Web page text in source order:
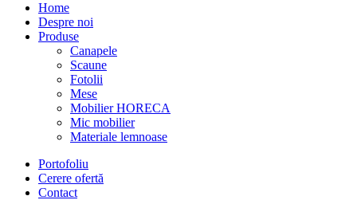
Home
Despre noi
Produse
Canapele
Scaune
Fotolii
Mese
Mobilier HORECA
Mic mobilier
Materiale lemnoase
Portofoliu
Cerere ofertă
Contact